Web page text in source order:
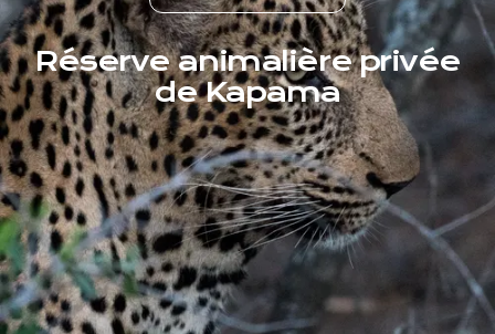
Réserve animalière privée
de Kapama